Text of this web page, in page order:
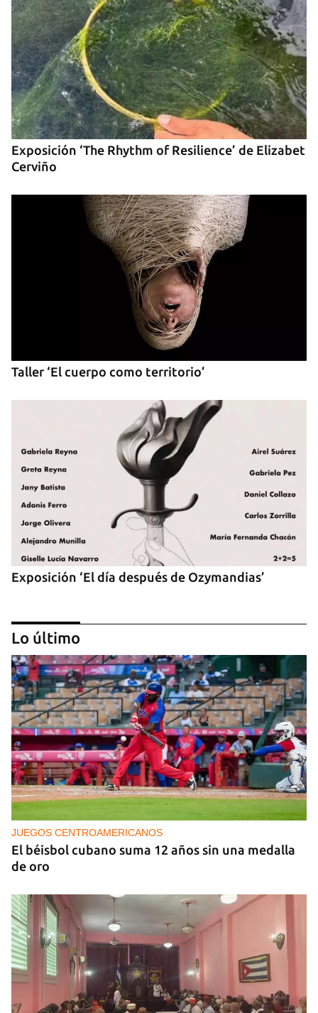
Para poder guardar como favorito, primero has de
iniciar sesión con tu cuenta de 14ymedio.
INICIAR SESIÓN CANCELAR
Exposición ‘The Rhythm of Resilience’ de Elizabet
Cerviño
Taller ‘El cuerpo como territorio’
Exposición ‘El día después de Ozymandias’
‘Sensación Azul’, de Reynerio Tamayo
Lo último
JUEGOS CENTROAMERICANOS
El béisbol cubano suma 12 años sin una medalla
de oro